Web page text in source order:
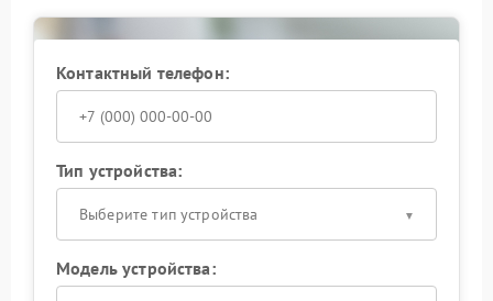
Контактный телефон:
Тип устройства:
Выберите тип устройства
Модель устройства: